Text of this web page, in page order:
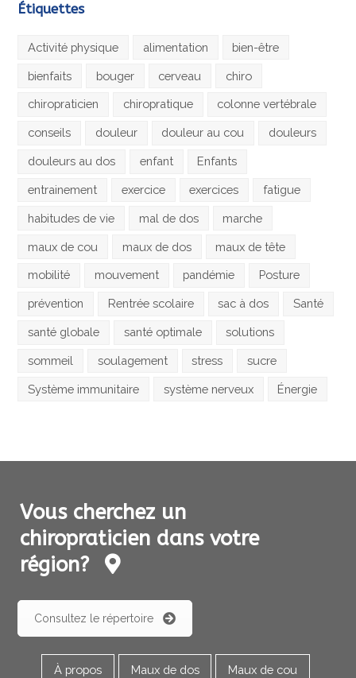
Étiquettes
Activité physique alimentation bien-être
bienfaits bouger cerveau chiro
chiropraticien chiropratique colonne vertébrale
conseils douleur douleur au cou douleurs
douleurs au dos enfant Enfants
entrainement exercice exercices fatigue
habitudes de vie mal de dos marche
maux de cou maux de dos maux de tête
mobilité mouvement pandémie Posture
prévention Rentrée scolaire sac à dos Santé
santé globale santé optimale solutions
sommeil soulagement stress sucre
Système immunitaire système nerveux Énergie
Vous cherchez un
chiropraticien dans votre
région?
Consultez le répertoire
À propos Maux de dos Maux de cou